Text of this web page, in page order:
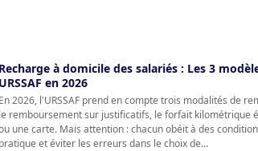
Recharge à domicile des salariés : Les 3
URSSAF en 2026
En 2026, l'URSSAF prend en compte trois modalités de
le remboursement sur justificatifs, le forfait kilométrique
une carte. Mais attention : chacun obéit à des
pratique et éviter les erreurs dans le choix de...